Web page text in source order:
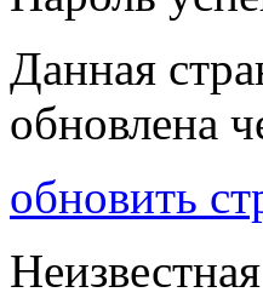
Данная
обновлена
обновить